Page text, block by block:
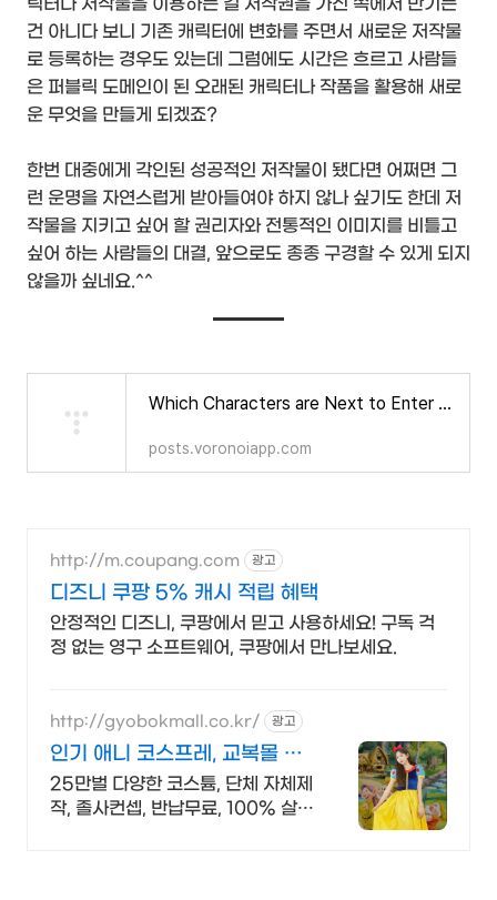
건 아니다 보니 기존 캐릭터에 변화를 주면서 새로운 저작물
로 등록하는 경우도 있는데 그럼에도 시간은 흐르고 사람들
은 퍼블릭 도메인이 된 오래된 캐릭터나 작품을 활용해 새로
운 무엇을 만들게 되겠죠?
한번 대중에게 각인된 성공적인 저작물이 됐다면 어쩌면 그
런 운명을 자연스럽게 받아들여야 하지 않나 싶기도 한데 저
작물을 지키고 싶어 할 권리자와 전통적인 이미지를 비틀고
싶어 하는 사람들의 대결, 앞으로도 종종 구경할 수 있게 되지
않을까 싶네요.^^
Which Characters are Next to Enter the Public Domain?
posts.voronoiapp.com
http://m.coupang.com 광고
디즈니 쿠팡 5% 캐시 적립 혜택
안정적인 디즈니, 쿠팡에서 믿고 사용하세요! 구독 걱
정 없는 영구 소프트웨어, 쿠팡에서 만나보세요.
http://gyobokmall.co.kr/ 광고
인기 애니 코스프레, 교복몰 오
늘배송 오늘도착 택배대여
25만벌 다양한 코스튬, 단체 자체제
작, 졸사컨셉, 반납무료, 100% 살균